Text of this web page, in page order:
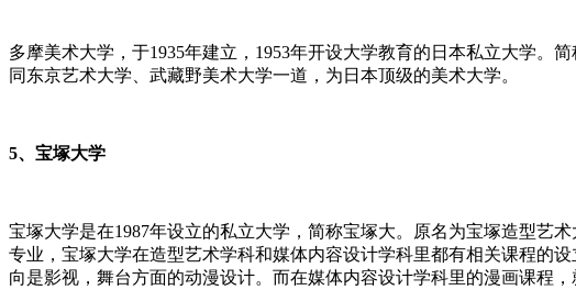
多摩美术大学，于1935年建立，1953年开设大学教育的日本私立大学。
同东京艺术大学、武藏野美术大学一道，为日本顶级的美术大学。
5、宝塚大学
宝塚大学是在1987年设立的私立大学，简称宝塚大。原名为宝塚造型艺
专业，宝塚大学在造型艺术学科和媒体内容设计学科里都有相关课程的
向是影视，舞台方面的动漫设计。而在媒体内容设计学科里的漫画课程